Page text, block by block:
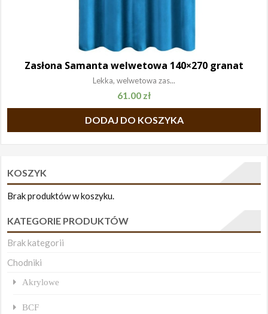
Zasłona Samanta welwetowa 140×270 granat
Lekka, welwetowa zas...
61.00 zł
DODAJ DO KOSZYKA
KOSZYK
Brak produktów w koszyku.
KATEGORIE PRODUKTÓW
Brak kategorii
Chodniki
Akrylowe
BCF